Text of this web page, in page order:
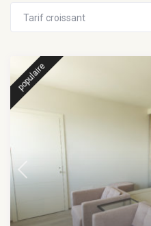
Tarif croissant
populaire